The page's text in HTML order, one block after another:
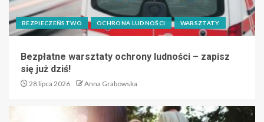
BEZPIECZEŃSTWO OCHRONA LUDNOŚCI WARSZTATY
Bezpłatne warsztaty ochrony ludności – zapisz
się już dziś!
28 lipca 2026 Anna Grabowska